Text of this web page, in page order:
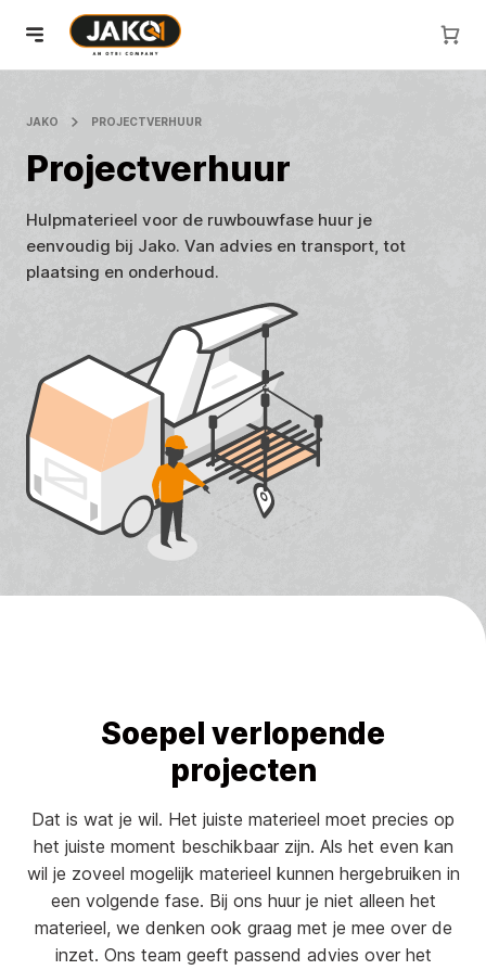
JAKO PROJECTVERHUUR
Projectverhuur
Hulpmaterieel voor de ruwbouwfase huur je
eenvoudig bij Jako. Van advies en transport, tot
plaatsing en onderhoud.
Soepel verlopende
projecten
Dat is wat je wil. Het juiste materieel moet precies op
het juiste moment beschikbaar zijn. Als het even kan
wil je zoveel mogelijk materieel kunnen hergebruiken in
een volgende fase. Bij ons huur je niet alleen het
materieel, we denken ook graag met je mee over de
inzet. Ons team geeft passend advies over het